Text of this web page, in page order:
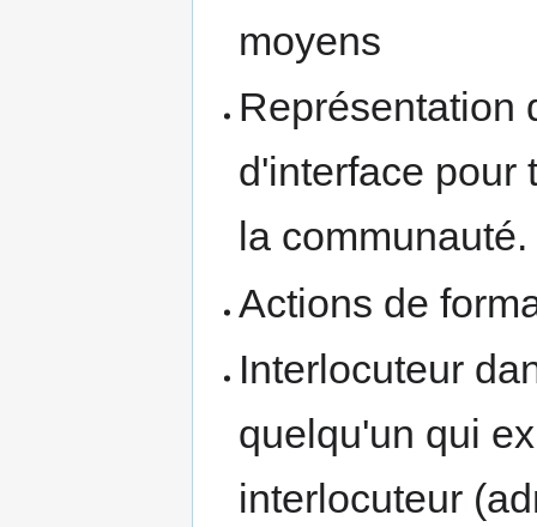
moyens
Représentation
d'interface pour
la communauté.
Actions de
Interlocuteur
quelqu'un qui
interlocuteur